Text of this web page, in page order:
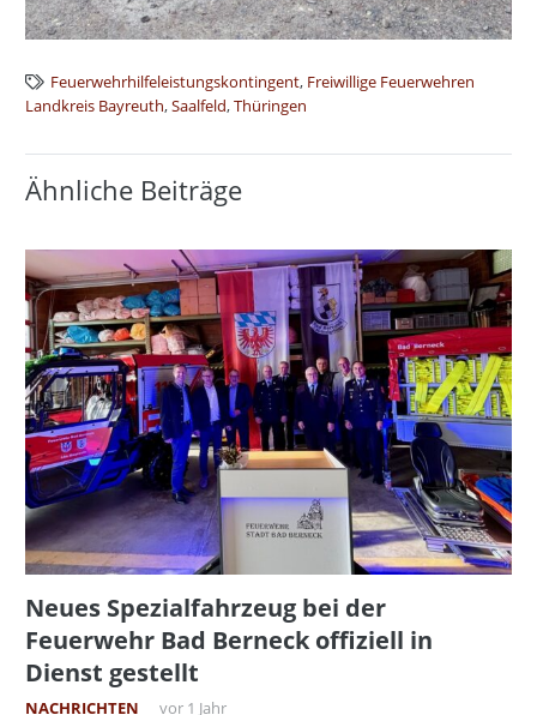
Feuerwehrhilfeleistungskontingent, Freiwillige Feuerwehren
Landkreis Bayreuth,Saalfeld,Thüringen
Ähnliche Beiträge
Neues Spezialfahrzeug bei der
Feuerwehr Bad Berneck offiziell in
Dienst gestellt
NACHRICHTEN vor 1 Jahr